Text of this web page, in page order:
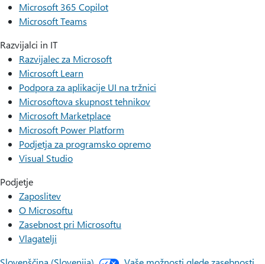
Microsoft 365 Copilot
Microsoft Teams
Razvijalci in IT
Razvijalec za Microsoft
Microsoft Learn
Podpora za aplikacije UI na tržnici
Microsoftova skupnost tehnikov
Microsoft Marketplace
Microsoft Power Platform
Podjetja za programsko opremo
Visual Studio
Podjetje
Zaposlitev
O Microsoftu
Zasebnost pri Microsoftu
Vlagatelji